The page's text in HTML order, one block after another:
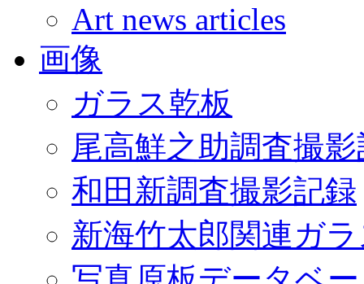
Art news articles
画像
ガラス乾板
尾高鮮之助調査撮
和田新調査撮影記録
新海竹太郎関連ガ